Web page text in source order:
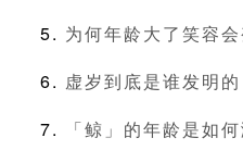
为何年龄大了笑容会
虚岁到底是谁发明
「鲸」的年龄是如